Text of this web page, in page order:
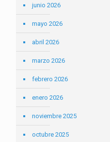
junio 2026
mayo 2026
abril 2026
marzo 2026
febrero 2026
enero 2026
noviembre 2025
octubre 2025